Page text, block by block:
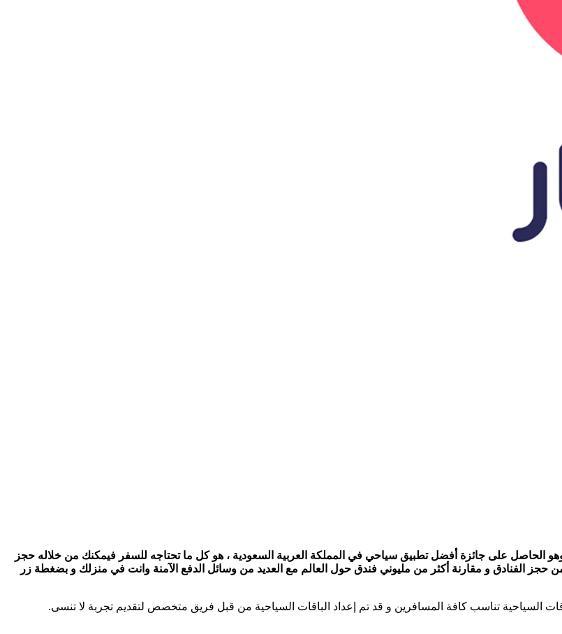
وهو الحاصل على جائزة أفضل تطبيق سياحي في المملكة العربية السعودية ، هو كل ما تحتاجه للسفر فيمكنك من خلاله حجز
حول العالم ويمكنك أيضا من حجز الفنادق و مقارنة أكثر من مليوني فندق حول العالم مع العديد من وسائل الدفع الآمنة وانت في منزلك و بضغطة زر
السياحية تناسب كافة المسافرين و قد تم إعداد الباقات السياحية من قبل فريق متخصص لتقديم تجربة لا تنسى.